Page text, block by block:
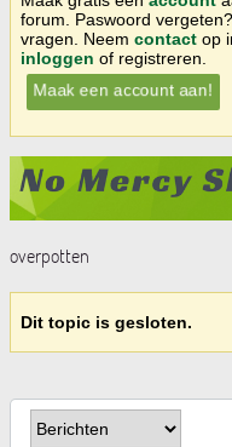
forum. Paswoord
vragen. Neem contact op
inloggen of registreren.
Maak een account aan!
overpotten
Dit topic is gesloten.